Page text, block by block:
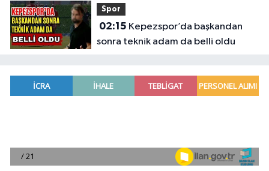
Spor
02:15
sonra teknik adam da belli oldu